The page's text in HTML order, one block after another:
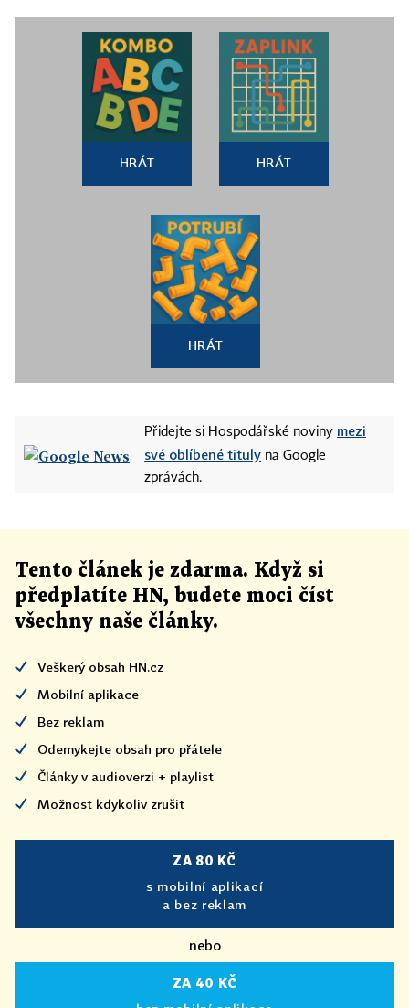
HRÁT HRÁT
HRÁT
Přidejte si Hospodářské noviny mezi
své oblíbené tituly na Google
zprávách.
Tento článek je zdarma. Když si
předplatíte HN, budete moci číst
všechny naše články.
Veškerý obsah HN.cz
Mobilní aplikace
Bez reklam
Odemykejte obsah pro přátele
Články v audioverzi + playlist
Možnost kdykoliv zrušit
ZA 80 KČ
s mobilní aplikací
a bez reklam
nebo
ZA 40 KČ